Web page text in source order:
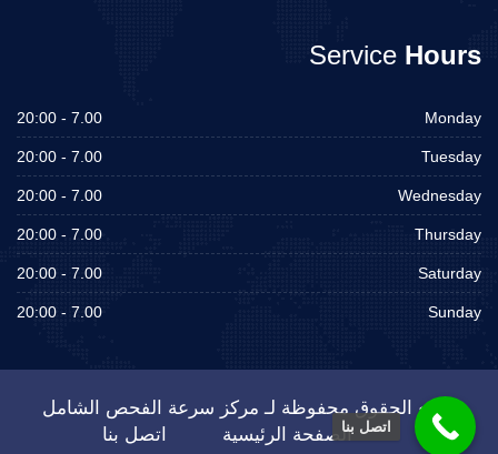
Service Hours
Monday
7.00 - 20:00
Tuesday
7.00 - 20:00
Wednesday
7.00 - 20:00
Thursday
7.00 - 20:00
Saturday
7.00 - 20:00
Sunday
7.00 - 20:00
جميع الحقوق محفوظة لـ مركز سرعة الفحص الشامل
الصفحة الرئيسية
اتصل بنا اتصل بنا